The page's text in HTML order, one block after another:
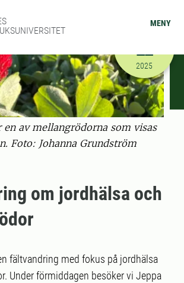
MENY
en av mellangrödorna som visas
Foto: Johanna Grundström
2025-10-
22
2025
om jordhälsa och
fältvandring med fokus på jordhälsa
Under förmiddagen besöker vi Jeppa